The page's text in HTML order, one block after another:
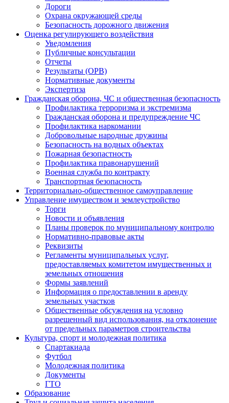
Дороги
Охрана окружающей среды
Безопасность дорожного движения
Оценка регулирующего воздействия
Уведомления
Публичные консультации
Отчеты
Результаты (ОРВ)
Нормативные документы
Экспертиза
Гражданская оборона, ЧС и общественная безопасность
Профилактика терроризма и экстремизма
Гражданская оборона и предупреждение ЧС
Профилактика наркомании
Добровольные народные дружины
Безопасность на водных объектах
Пожарная безопастность
Профилактика правонарушений
Военная служба по контракту
Транспортная безопасность
Территориально-общественное самоуправление
Управление имуществом и землеустройство
Торги
Новости и объявления
Планы проверок по муниципальному контролю
Нормативно-правовые акты
Реквизиты
Регламенты муниципальных услуг,
предоставляемых комитетом имущественных и
земельных отношения
Формы заявлений
Информация о предоставлении в аренду
земельных участков
Общественные обсуждения на условно
разрешенный вид использования, на отклонение
от предельных параметров строительства
Культура, спорт и молодежная политика
Спартакиада
Футбол
Молодежная политика
Документы
ГТО
Образование